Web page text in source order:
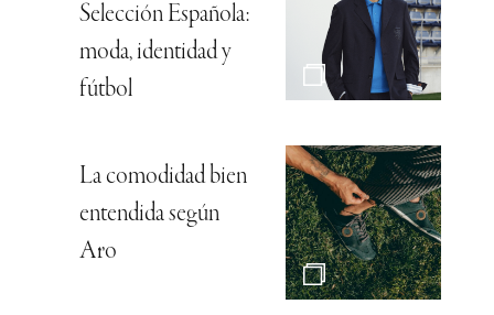
Selección Española:
moda, identidad y
fútbol
La comodidad bien
entendida según
Aro